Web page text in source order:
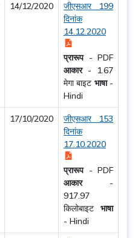
14/12/2020
जीएसआर 199
दिनांक
14.12.2020
प्रारूप- PDF
आकार -
1.67
मेगा बाइट भाषा-
Hindi
17/10/2020
जीएसआर 153
दिनांक
17.10.2020
प्रारूप- PDF
आकार -
917.97
किलोबाइट भाषा
- Hindi